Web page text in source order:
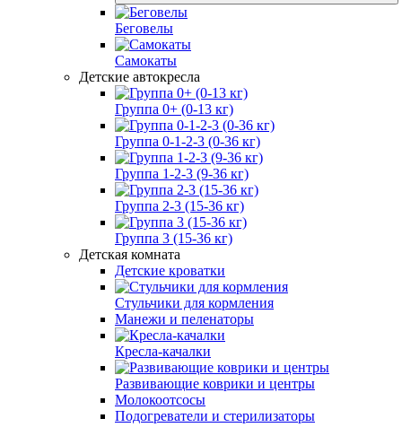
Беговелы
Самокаты
Детские автокресла
Группа 0+ (0-13 кг)
Группа 0-1-2-3 (0-36 кг)
Группа 1-2-3 (9-36 кг)
Группа 2-3 (15-36 кг)
Группа 3 (15-36 кг)
Детская комната
Детские кроватки
Стульчики для кормления
Манежи и пеленаторы
Кресла-качалки
Развивающие коврики и центры
Молокоотсосы
Подогреватели и стерилизаторы